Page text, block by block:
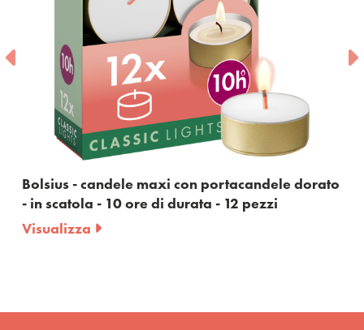
Bolsius - candele maxi con portacandele dorato
- in scatola - 10 ore di durata - 12 pezzi
Visualizza